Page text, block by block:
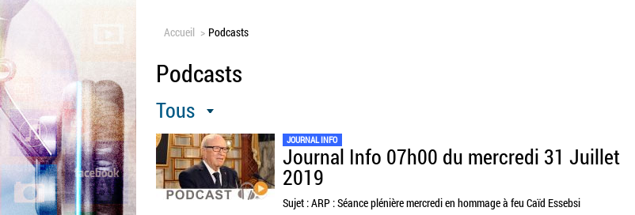
Accueil > Podcasts
Podcasts
Tous
JOURNAL INFO
Journal Info 07h00 du mercredi 31 Juillet
2019
Sujet : ARP : Séance plénière mercredi en hommage à feu Caïd Essebsi